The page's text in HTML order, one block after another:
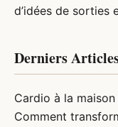
d’idées de sorties
Derniers
Cardio à la
Comment